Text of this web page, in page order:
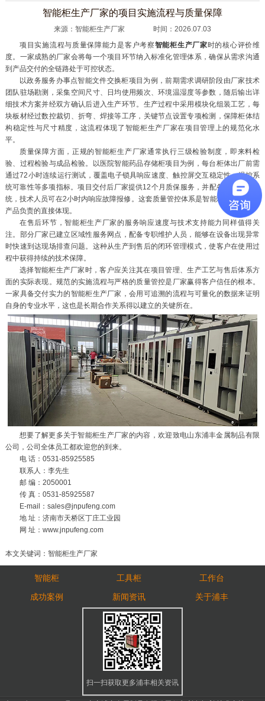
智能柜生产厂家的项目实施流程与质量保障
来源：智能柜生产厂家 时间：2026.07.03
项目实施流程与质量保障能力是客户考察智能柜生产厂家时的核心评价维
度。一家成熟的厂家会将每一个项目环节纳入标准化管理体系，确保从需求沟通
到产品交付的全链路处于可控状态。
以政务服务办事点智能文件交换柜项目为例，前期需求调研阶段由厂家技术
团队驻场勘测，采集空间尺寸、日均使用频次、环境温湿度等参数，随后输出详
细技术方案并经双方确认后进入生产环节。生产过程中采用模块化组装工艺，每
块板材经过数控裁切、折弯、焊接等工序，关键节点设置专项检测，保障柜体结
构稳定性与尺寸精度，这流程体现了智能柜生产厂家在项目管理上的规范化水
平。
质量保障方面，正规的智能柜生产厂家通常执行三级检验制度，即来料检
验、过程检验与成品检验。以医院智能药品存储柜项目为例，每台柜体出厂前需
通过72小时连续运行测试，覆盖电子锁具响应速度、触控屏交互稳定性、温控系
统可靠性等多项指标。项目交付后厂家提供12个月质保服务，并配备远程诊断系
统，技术人员可在2小时内响应故障报修。这套质量管控体系是智能柜生产厂家对
产品负责的直接体现。
在售后环节，智能柜生产厂家的服务响应速度与技术支持能力同样值得关
注。部分厂家已建立区域性服务网点，配备专职维护人员，能够在设备出现异常
时快速到达现场排查问题。这种从生产到售后的闭环管理模式，使客户在使用过
程中获得持续的技术保障。
选择智能柜生产厂家时，客户应关注其在项目管理、生产工艺与售后体系方
面的实际表现。规范的实施流程与严格的质量管控是厂家赢得客户信任的根本。
一家具备交付实力的智能柜生产厂家，会用可追溯的流程与可量化的数据来证明
自身的专业水平，这也是长期合作关系得以建立的关键所在。
想要了解更多关于智能柜生产厂家的内容，欢迎致电山东浦丰金属制品有限
公司，公司全体员工都欢迎您的到来。
电 话：0531-85925585
联系人：李先生
邮 编：2050001
传 真：0531-85925587
E-mail：sales@jnpufeng.com
地 址：济南市天桥区丁庄工业园
网 址：www.jnpufeng.com
本文关键词：智能柜生产厂家
智能柜 工具柜
工作台
成功案例
新闻资讯 关于浦丰
扫一扫获取更多浦丰相关资讯